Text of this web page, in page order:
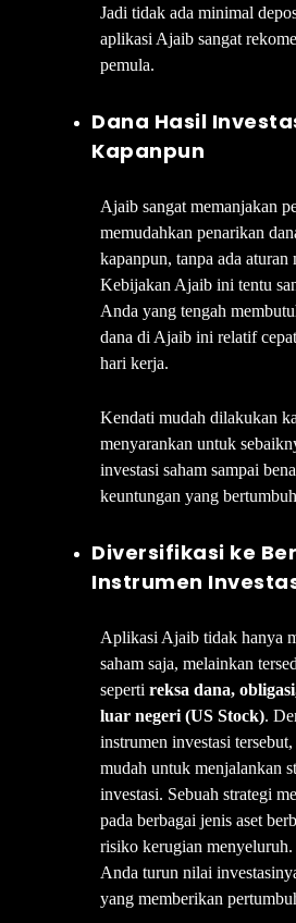
Jadi tidak ada minimal
aplikasi Ajaib sangat
pemula.
Dana Hasil
Kapanpun
Ajaib sangat memanjakan
memudahkan penarikan
kapanpun, tanpa ada
Kebijakan Ajaib ini tentu
Anda yang tengah
dana di Ajaib ini relatif
hari kerja.
Kendati mudah dilakukan
menyarankan untuk
investasi saham sampai
keuntungan yang
Diversifikasi ke
Instrumen
Aplikasi Ajaib tidak hanya
saham saja, melainkan
seperti reksa dana,
luar negeri (US Stock).
instrumen investasi
mudah untuk menjalankan
investasi. Sebuah strategi
pada berbagai jenis aset
risiko kerugian menyeluruh.
Anda turun nilai
yang memberikan